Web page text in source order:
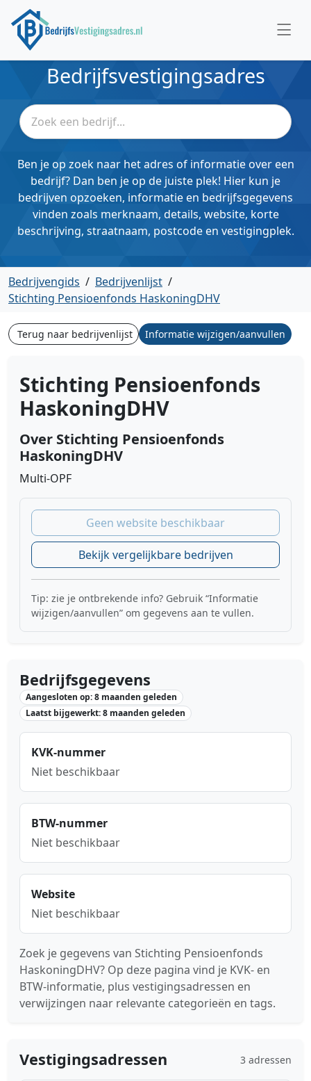
Bedrijfsvestigingsadres
Ben je op zoek naar het adres of informatie over een
bedrijf? Dan ben je op de juiste plek! Hier kun je
bedrijven opzoeken, informatie en bedrijfsgegevens
vinden zoals merknaam, details, website, korte
beschrijving, straatnaam, postcode en vestigingplek.
Bedrijvengids / Bedrijvenlijst /
Stichting Pensioenfonds HaskoningDHV
Terug naar bedrijvenlijst Informatie wijzigen/aanvullen
Stichting Pensioenfonds
HaskoningDHV
Over Stichting Pensioenfonds
HaskoningDHV
Multi-OPF
Geen website beschikbaar
Bekijk vergelijkbare bedrijven
Tip: zie je ontbrekende info? Gebruik “Informatie
wijzigen/aanvullen” om gegevens aan te vullen.
Bedrijfsgegevens
Aangesloten op: 8 maanden geleden
Laatst bijgewerkt: 8 maanden geleden
KVK-nummer
Niet beschikbaar
BTW-nummer
Niet beschikbaar
Website
Niet beschikbaar
Zoek je gegevens van Stichting Pensioenfonds
HaskoningDHV? Op deze pagina vind je KVK- en
BTW-informatie, plus vestigingsadressen en
verwijzingen naar relevante categorieën en tags.
Vestigingsadressen 3 adressen